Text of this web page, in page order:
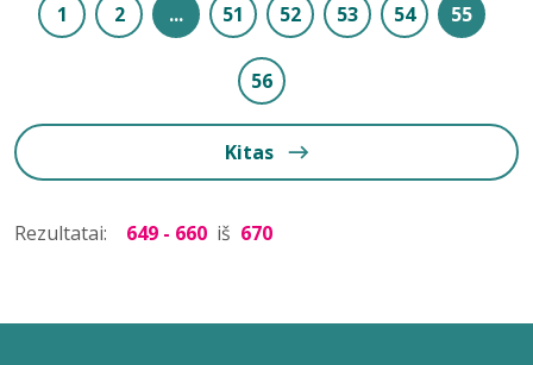
1 2 ... 51 52 53 54 55
56
Kitas
Rezultatai: 649 - 660 iš 670